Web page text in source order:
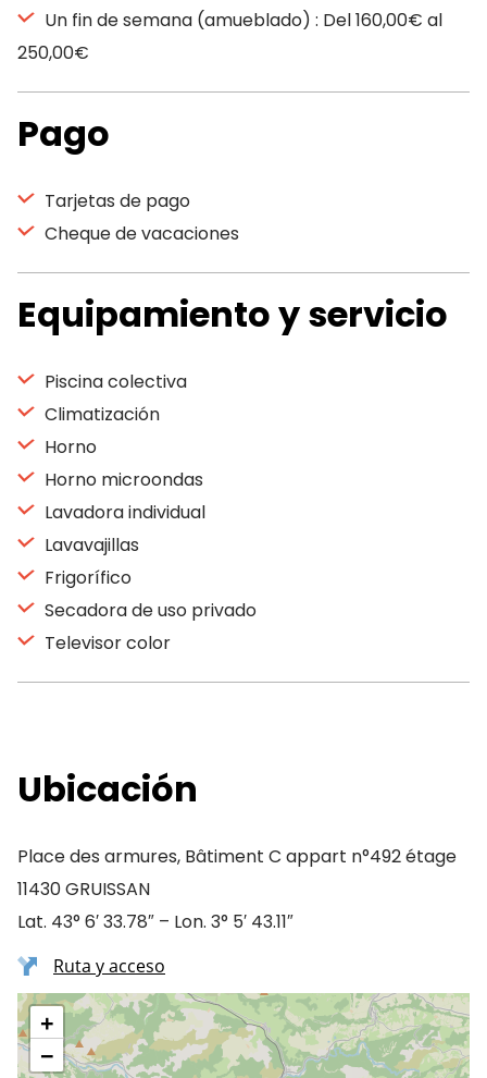
Un fin de semana (amueblado) : Del 160,00€ al
250,00€
Pago
Tarjetas de pago
Cheque de vacaciones
Equipamiento y servicio
Piscina colectiva
Climatización
Horno
Horno microondas
Lavadora individual
Lavavajillas
Frigorífico
Secadora de uso privado
Televisor color
Ubicación
Place des armures, Bâtiment C appart n°492 étage
11430 GRUISSAN
Lat. 43° 6′ 33.78″ – Lon. 3° 5′ 43.11″
Ruta y acceso
+
−